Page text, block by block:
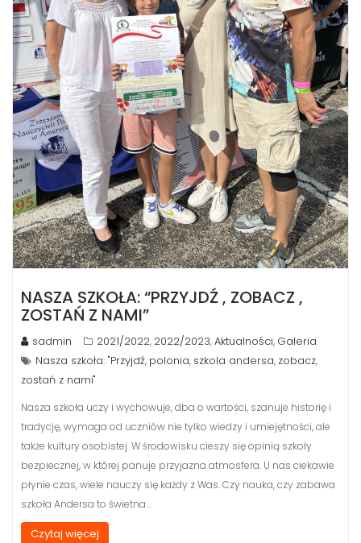
NASZA SZKOŁA: “PRZYJDŹ , ZOBACZ ,
ZOSTAŃ Z NAMI”
sadmin 2021/2022, 2022/2023,Aktualności, Galeria
Nasza szkoła: "Przyjdź, polonia, szkola andersa, zobacz,
zostań z nami"
Nasza szkoła uczy i wychowuje, dba o wartości, szanuje historię i
tradycję, wymaga od uczniów nie tylko wiedzy i umiejętności, ale
także kultury osobistej. W środowisku cieszy się opinią szkoły
bezpiecznej, w której panuje przyjazna atmosfera. U nas ciekawie
płynie czas, wiele nauczy się każdy z Was. Czy nauka, czy zabawa
szkoła Andersa to świetna…
Czytaj więcej